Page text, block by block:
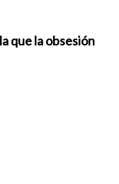
que la obsesión